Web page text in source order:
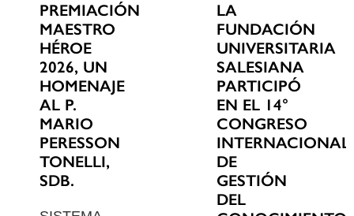
PREMIACIÓN
MAESTRO
HÉROE
2026, UN
HOMENAJE
AL P.
MARIO
PERESSON
TONELLI,
SDB.
LA
FUNDACIÓN
UNIVERSITARIA
SALESIANA
PARTICIPÓ
EN EL 14°
CONGRESO
INTERNACIONAL
DE
GESTIÓN
DEL